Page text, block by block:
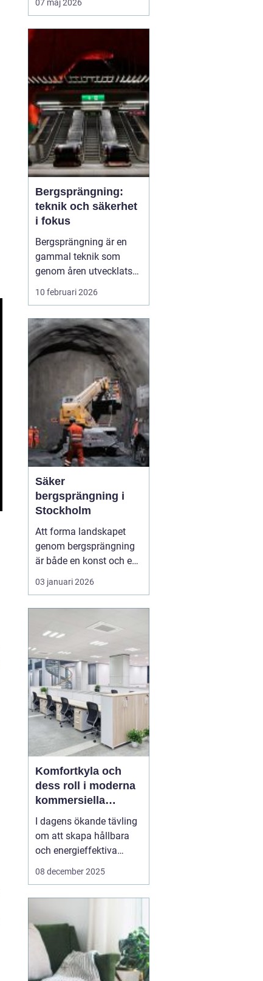
vardagen. En modern
och buller och ger ett
tryggare skydd...
07 maj 2026
Bergsprängning:
teknik och säkerhet
i fokus
Bergsprängning är en
gammal teknik som
genom åren utvecklats
till en oumbärlig del av
Genom att noggrant
tillämpa explosioner kan
man forma landskap
och bereda plats för
byggnati...
10 februari 2026
Säker
bergsprängning i
Stockholm
Att forma landskapet
genom bergsprängning
är både en konst och en
vetenskap. Med
precision och expertis
möjliggöra utveckling
där naturen annars
sätter gränser. I
Stockholm är bergsprä...
03 januari 2026
Komfortkyla och
dess roll i moderna
kommersiella
fastigheter
I dagens ökande tävling
om att skapa hållbara
och energieffektiva
byggnader, spelar
som kontor,
industrihallar och hotell,
har behovet av
komfortkyla blivit
08 december 2025